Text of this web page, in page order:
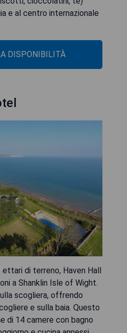
e al centro internazionale
DISPONIBILITÀ
di terreno, Haven Hall
a Shanklin Isle of Wight.
scogliera, offrendo
e sulla baia. Questo
di 14 camere con bagno